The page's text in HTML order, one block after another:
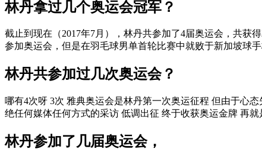
林丹拿过几个奥运会冠军？
截止到现在（2017年7月），林丹共参加了4届奥运会，共获
参加奥运会，但是在羽毛球男单首轮比赛中就败于新加坡球
林丹共参加过几次奥运会？
哪有4次呀 3次 雅典奥运会是林丹第一次奥运征程 但由于心
绝任何媒体任何方式的采访 低调出征 终于收获奥运金牌 再就
林丹参加了几届奥运会，